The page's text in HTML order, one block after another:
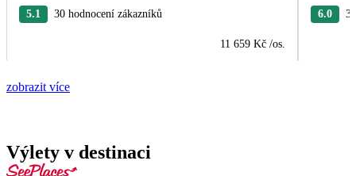
5.1 30 hodnocení zákazníků
11 659 Kč /os.
6.0 3
zobrazit více
Výlety v destinaci